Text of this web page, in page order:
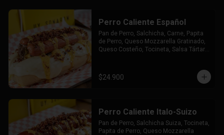
Perro Caliente Español
Pan de Perro, Salchicha, Carne, Papita
de Perro, Queso Mozzarella Gratinado,
Queso Costeño, Tocineta, Salsa Tártara
$24.900
Perro Caliente Italo-Suizo
Pan de Perro, Salchicha Suiza, Tocineta,
Papita de Perro, Queso Mozzarella